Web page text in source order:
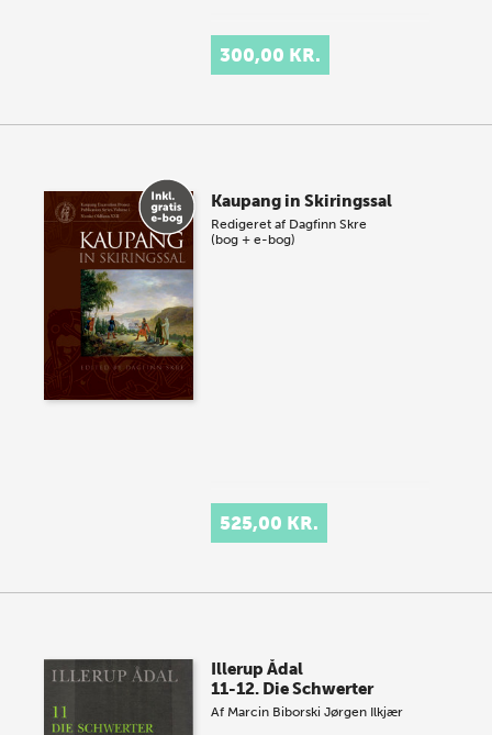
300,00 KR.
Kaupang in Skiringssal
Redigeret af Dagfinn Skre
(bog + e-bog)
525,00 KR.
Illerup Ådal
11-12. Die Schwerter
Af Marcin Biborski Jørgen Ilkjær